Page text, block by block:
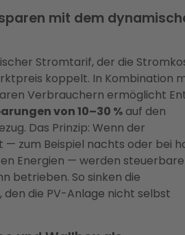
mit dem
Stromtarif, der die
koppelt. In Kombination
Verbrauchern ermöglicht
von 10–30 % auf den
Das Prinzip: Wenn der
— zum Beispiel nachts oder bei
Energien — werden steuerbare
betrieben. So sinken die
die PV-Anlage nicht selbst